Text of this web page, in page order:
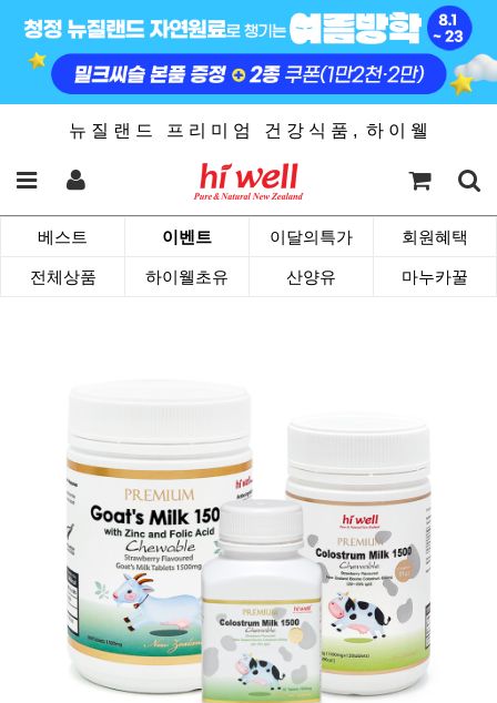
뉴 질 랜 드 프 리 미 엄 건 강 식 품 , 하 이 웰
베스트 이벤트 이달의특가 회원혜택
전체상품 하이웰초유 산양유 마누카꿀